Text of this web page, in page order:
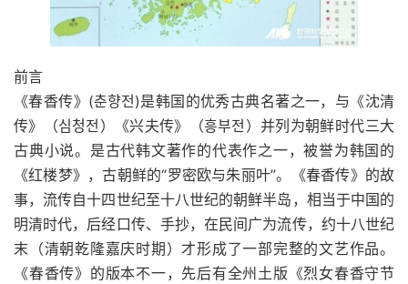
前言
《春香传》(춘향전)是韩国的优秀古典名著之一，与《沈清
传》（심청전）《兴夫传》（흥부전）并列为朝鲜时代三大
古典小说。是古代韩文著作的代表作之一，被誉为韩国的
《红楼梦》，古朝鲜的“罗密欧与朱丽叶”。《春香传》的故
事，流传自十四世纪至十八世纪的朝鲜半岛，相当于中国的
明清时代，后经口传、手抄，在民间广为流传，约十八世纪
末（清朝乾隆嘉庆时期）才形成了一部完整的文艺作品。
《春香传》的版本不一，先后有全州土版《烈女春香守节